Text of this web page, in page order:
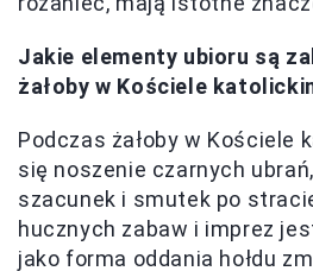
Jakie elementy ubioru są
żałoby w Kościele
Podczas żałoby w Kościele
się noszenie czarnych
szacunek i smutek po
hucznych zabaw i imprez
jako forma oddania hołdu